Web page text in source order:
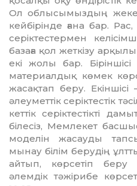
Ол облысымыздың
кейбірінде ғана бар.
серіктестермен
базаға қол жеткізу
екі жолы бар.
материалдық көмек
жасақтап беру.
әлеуметтік се­ріктестік
кет­тік серіктестікті
білесіз, Мемлекет
моделін жасауды
мынау білім берудің
айтып, көр­сетіп беру
әлемдік тә­жірибе